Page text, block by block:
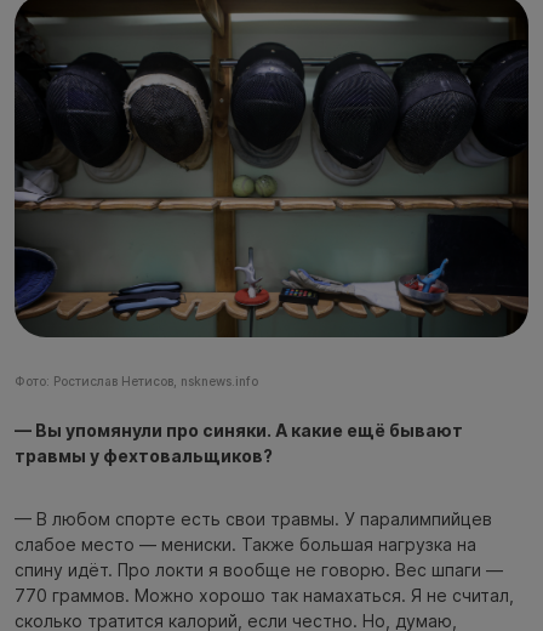
Фото: Ростислав Нетисов, nsknews.info
— Вы упомянули про синяки. А какие ещё бывают
травмы у фехтовальщиков?
— В любом спорте есть свои травмы. У паралимпийцев
слабое место — мениски. Также большая нагрузка на
спину идёт. Про локти я вообще не говорю. Вес шпаги —
770 граммов. Можно хорошо так намахаться. Я не считал,
сколько тратится калорий, если честно. Но, думаю,